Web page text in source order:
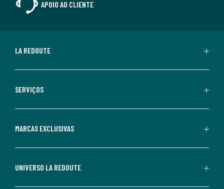
APOIO AO CLIENTE
LA REDOUTE
SERVIÇOS
MARCAS EXCLUSIVAS
UNIVERSO LA REDOUTE